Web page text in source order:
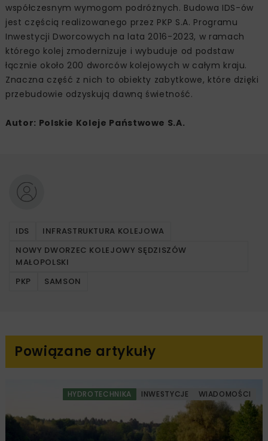
współczesnym wymogom podróżnych. Budowa IDS-ów
jest częścią realizowanego przez PKP S.A. Programu
Inwestycji Dworcowych na lata 2016-2023, w ramach
którego kolej zmodernizuje i wybuduje od podstaw
łącznie około 200 dworców kolejowych w całym kraju.
Znaczna część z nich to obiekty zabytkowe, które dzięki
przebudowie odzyskują dawną świetność.
Autor: Polskie Koleje Państwowe S.A.
IDS
INFRASTRUKTURA KOLEJOWA
NOWY DWORZEC KOLEJOWY SĘDZISZÓW
MAŁOPOLSKI
PKP
SAMSON
Powiązane artykuły
HYDROTECHNIKA INWESTYCJE WIADOMOŚCI